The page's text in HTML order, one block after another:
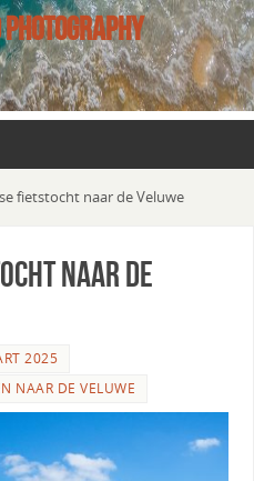
fietstocht naar de Veluwe
naar de
2025
NAAR DE VELUWE